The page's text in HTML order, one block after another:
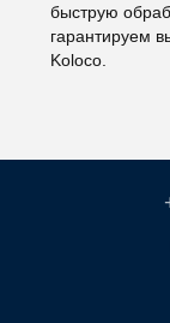
быструю
гарантируем
Koloco.